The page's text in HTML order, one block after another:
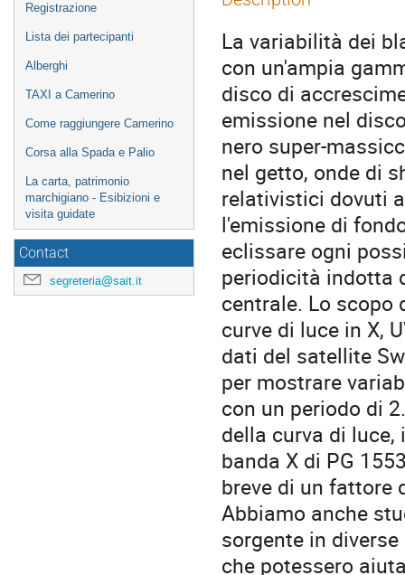
Registrazione
Lista dei partecipanti
Alberghi
TAXI a Camerino
Come raggiungere Camerino
Corsa alla Spada e Palio
La carta, patrimonio
marchigiano - Esibizioni e
visita guidate
Contact
segreteria@sait.it
La variabilità dei
con un'ampia
disco di
emissione nel
nero super-
nel getto, onde di
relativistici dovuti
l'emissione di
eclissare ogni
periodicità indotta
centrale. Lo scopo
curve di luce in X,
dati del satellite
per mostrare
con un periodo di
della curva di
banda X di PG
breve di un fattore
Abbiamo anche
sorgente in
che potessero